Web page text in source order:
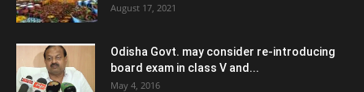
August 17, 2021
Odisha Govt. may consider re-introducing
board exam in class V and...
May 4, 2016